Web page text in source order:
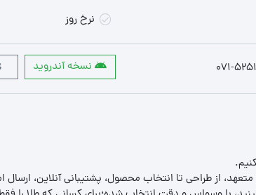
نرخ روز
071- نسخه آندروید
از طراحی تا انتخاب محصول، پشتیبانی آنلاین، ارسال